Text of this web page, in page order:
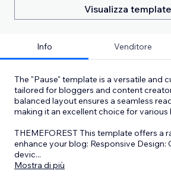
Visualizza template
Info Venditore
The "Pause" template is a versatile and
tailored for bloggers and content
balanced layout ensures a seamless
making it an excellent choice for
THEMEFOREST This template offers a
enhance your blog: Responsive Design:
devic...
Mostra di più